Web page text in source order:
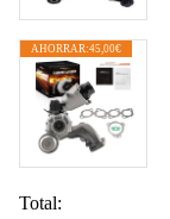
AHORRAR:45,00€
Total: